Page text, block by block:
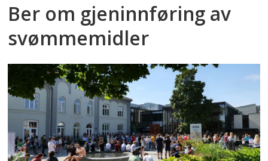
Ber om gjeninnføring av
svømmemidler